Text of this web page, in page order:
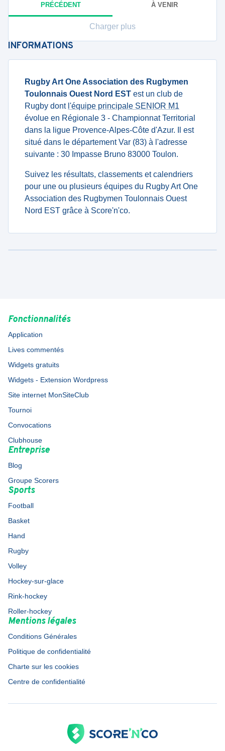
PRÉCÉDENT À VENIR
Charger plus
INFORMATIONS
Rugby Art One Association des Rugbymen
Toulonnais Ouest Nord EST est un club de
Rugby dont l'équipe principale SENIOR M1
évolue en Régionale 3 - Championnat Territorial
dans la ligue Provence-Alpes-Côte d'Azur. Il est
situé dans le département Var (83) à l'adresse
suivante : 30 Impasse Bruno 83000 Toulon.
Suivez les résultats, classements et calendriers
pour une ou plusieurs équipes du Rugby Art One
Association des Rugbymen Toulonnais Ouest
Nord EST grâce à Score'n'co.
Fonctionnalités
Application
Lives commentés
Widgets gratuits
Widgets - Extension Wordpress
Site internet MonSiteClub
Tournoi
Convocations
Clubhouse
Entreprise
Blog
Groupe Scorers
Sports
Football
Basket
Hand
Rugby
Volley
Hockey-sur-glace
Rink-hockey
Roller-hockey
Mentions légales
Conditions Générales
Politique de confidentialité
Charte sur les cookies
Centre de confidentialité